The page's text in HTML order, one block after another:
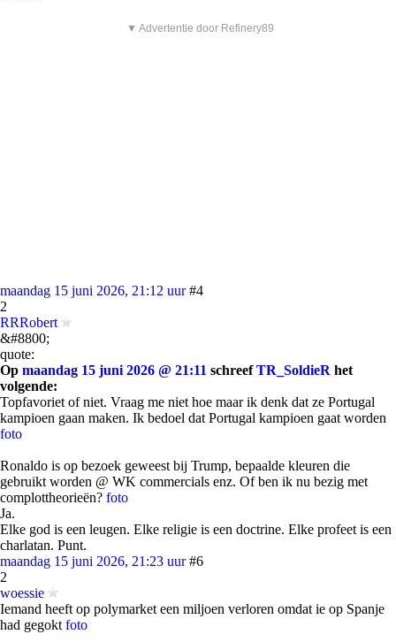
▼ Advertentie door Refinery89
maandag 15 juni 2026, 21:12 uur #4
2
RRRobert
&#8800;
quote:
Op maandag 15 juni 2026 @ 21:11 schreefTR_SoldieR het
volgende:
Topfavoriet of niet. Vraag me niet hoe maar ik denk dat ze Portugal
kampioen gaan maken. Ik bedoel dat Portugal kampioen gaat worden
foto
Ronaldo is op bezoek geweest bij Trump, bepaalde kleuren die
gebruikt worden @ WK commercials enz. Of ben ik nu bezig met
complottheorieën? foto
Ja.
Elke god is een leugen. Elke religie is een doctrine. Elke profeet is een
charlatan. Punt.
maandag 15 juni 2026, 21:23 uur #6
2
woessie
Iemand heeft op polymarket een miljoen verloren omdat ie op Spanje
had gegokt foto